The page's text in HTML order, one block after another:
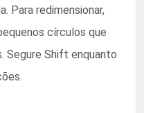
Para redimensionar,
círculos que
Segure Shift enquanto